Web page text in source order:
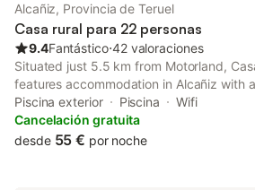
Alcañiz, Provincia de Teruel
Casa rural para 22 personas
9.4Fantástico⋅42 valoraciones
Situated just 5.5 km from Motorland,
features accommodation in Alcañiz with
barbecue facilities, as well as a 24-hour
house has a private pool, a garden and
Piscina exterior Piscina
Wifi
Cancelación gratuita
desde 55 € por noche